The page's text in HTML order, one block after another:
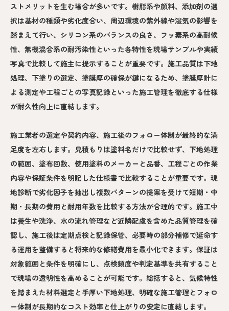
ストメリットを生む場合が多いです。樹脂系や顔料、添加剤の選
択は基材の種類や劣化度合い、周辺環境の紫外線や湿気の影響を
踏まえて行い、シリコン系のバランスの良さ、フッ素系の高耐候
性、無機混合系の耐汚染性といった各特性を現場サンプルや実績
写真で比較して施主に提示することが重要です。施工品質は下地
処理、下塗りの選定、塗膜厚の確保が鍵になるため、塗膜厚計に
よる測定や工程ごとの写真記録といった施工管理を徹底する仕様
が耐久性向上に直結します。
施工業者の選定や契約内容、施工後のフォロー体制が最終的な満
足度を左右します。見積もりは塗料名だけで比較せず、下地処理
の範囲、塗布回数、使用塗料のメーカーと品番、工程ごとの作業
内容や保証条件を明記した仕様書で比較することが重要です。現
地診断で劣化因子を抽出し複数パターンの提案を受けて短期・中
期・長期の費用と耐用年数を比較する方法が合理的です。施工中
は養生や洗浄、水の流れ管理など近隣配慮を含めた品質管理を確
認し、施工後は定期点検と記録保管、必要時の部分補修で延命す
る運用を整備すると将来的な修繕費用を最小化できます。保証は
対象範囲と条件を明確にし、点検頻度や判定基準を共有すること
で現場の透明性を高めることが可能です。総括すると、気候特性
を踏まえた材料選定と手厚い下地処理、明確な施工管理とフォロ
ー体制が長期的なコスト効率と仕上がりの安定に直結します。